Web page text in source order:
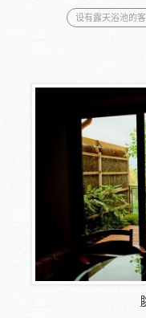
设有露天浴池的